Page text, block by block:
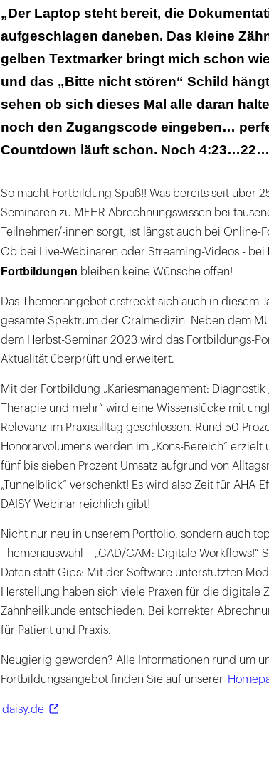
„Der Laptop steht bereit, die
aufgeschlagen daneben. Das kleine
gelben Textmarker bringt mich schon
und das „Bitte nicht stören“ Schild
sehen ob sich dieses Mal alle daran
noch den Zugangscode eingeben…
Countdown läuft schon. Noch
So macht Fortbildung Spaß!! Was bereits seit über
Seminaren zu MEHR Abrechnungswissen bei
Teilnehmer/-innen sorgt, ist längst auch bei Online-
Ob bei Live-Webinaren oder Streaming-Videos - bei
Fortbildungen bleiben keine Wünsche offen!
Das Themenangebot erstreckt sich auch in diesem
gesamte Spektrum der Oralmedizin. Neben dem
dem Herbst-Seminar 2023 wird das Fortbildungs-
Aktualität überprüft und erweitert.
Mit der Fortbildung „Kariesmanagement:
Therapie und mehr“ wird eine Wissenslücke mit
Relevanz im Praxisalltag geschlossen. Rund 50
Honorarvolumens werden im „Kons-Bereich“
fünf bis sieben Prozent Umsatz aufgrund von
„Tunnelblick“ verschenkt! Es wird also Zeit für AHA-
DAISY-Webinar reichlich gibt!
Nicht nur neu in unserem Portfolio, sondern auch
Themenauswahl – „CAD/CAM: Digitale Workflows!“
Daten statt Gips: Mit der Software unterstützten
Herstellung haben sich viele Praxen für die digitale
Zahnheilkunde entschieden. Bei korrekter
für Patient und Praxis.
Neugierig geworden? Alle Informationen rund um
Fortbildungsangebot finden Sie auf unserer
daisy.de